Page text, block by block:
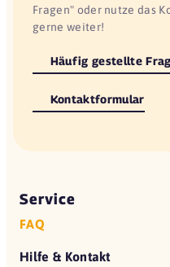
Fragen" oder nutze das
gerne weiter!
Häufig gestellte
Kontaktformular
Service
FAQ
Hilfe & Kontakt